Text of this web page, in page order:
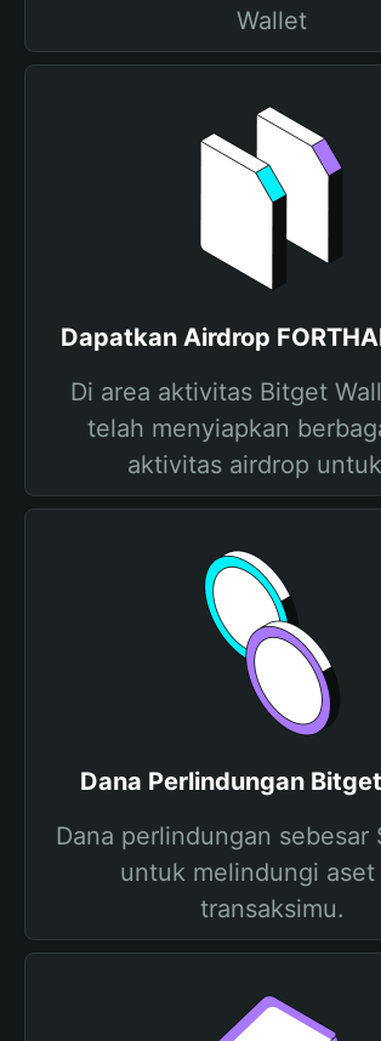
Wallet
Dapatkan Airdrop
Di area aktivitas Bitget
telah menyiapkan
aktivitas airdrop
Dana Perlindungan
Dana perlindungan
untuk melindungi aset
transaksimu.